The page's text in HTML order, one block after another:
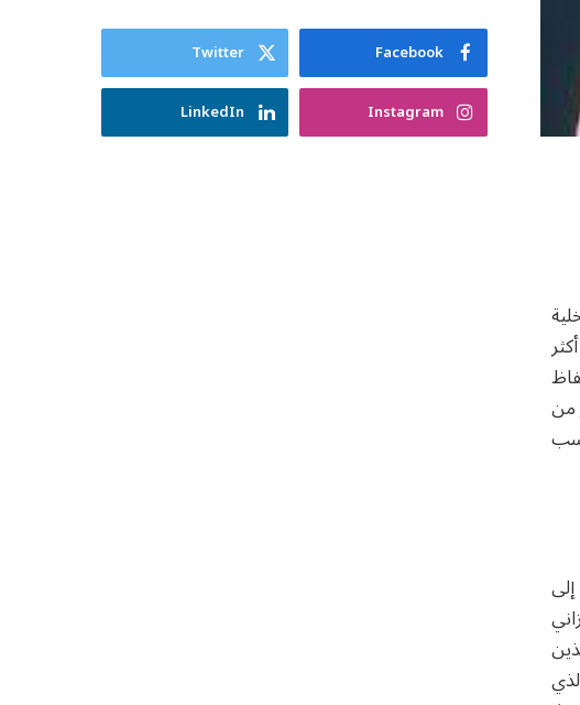
من
Facebook
Twitter
Instagram
LinkedIn